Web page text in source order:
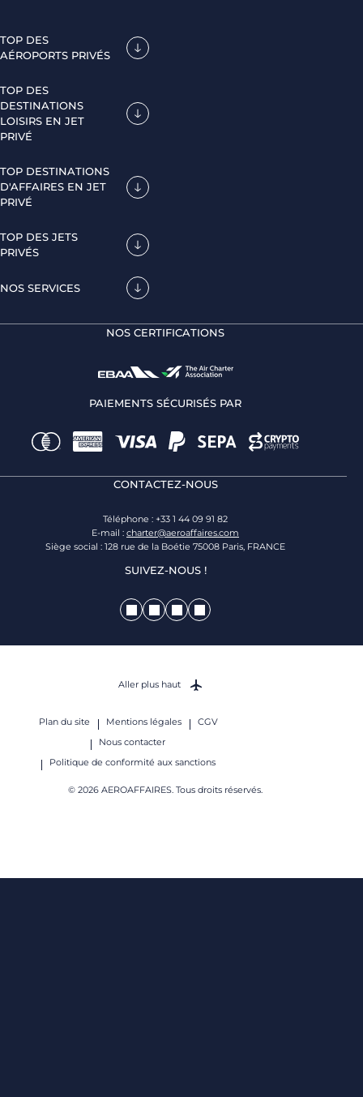
TOP DES
AÉROPORTS PRIVÉS
TOP DES
DESTINATIONS
LOISIRS EN JET
PRIVÉ
TOP DESTINATIONS
D'AFFAIRES EN JET
PRIVÉ
TOP DES JETS
PRIVÉS
NOS SERVICES
NOS CERTIFICATIONS
PAIEMENTS SÉCURISÉS PAR
CONTACTEZ-NOUS
Téléphone : +33 1 44 09 91 82
E-mail : charter@aeroaffaires.com
Siège social : 128 rue de la Boétie 75008 Paris, FRANCE
SUIVEZ-NOUS !
Plan du site Mentions légales
CGV
Nous contacter
Politique de conformité aux sanctions
© 2026 AEROAFFAIRES. Tous droits réservés.
Aller plus haut